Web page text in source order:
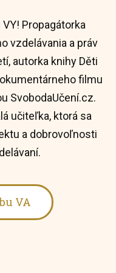
Propagátorka
vzdelávania a práv
autorka knihy Děti
filmu
SvobodaUčení.cz.
učiteľka, ktorá sa
a dobrovoľnosti
VA